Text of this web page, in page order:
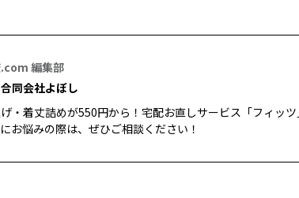
編集部
同会社よぼし
・着丈詰めが550円から！宅配お直しサービス「フィッ
お悩みの際は、ぜひご相談ください！